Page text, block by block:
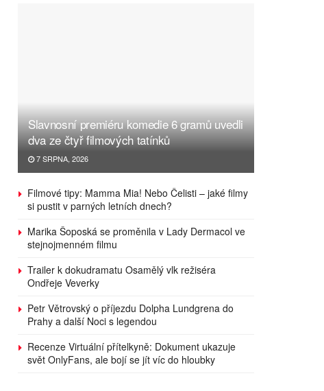
Slavnosní premiéru komedie 6 gramů uvedli
dva ze čtyř filmových tatínků
7 SRPNA, 2026
Filmové tipy: Mamma Mia! Nebo Čelisti – jaké filmy
si pustit v parných letních dnech?
Marika Šoposká se proměnila v Lady Dermacol ve
stejnojmenném filmu
Trailer k dokudramatu Osamělý vlk režiséra
Ondřeje Veverky
Petr Větrovský o příjezdu Dolpha Lundgrena do
Prahy a další Noci s legendou
Recenze Virtuální přítelkyně: Dokument ukazuje
svět OnlyFans, ale bojí se jít víc do hloubky